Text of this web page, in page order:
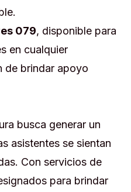
079, disponible para
en cualquier
de brindar apoyo
busca generar un
asistentes se sientan
Con servicios de
para brindar